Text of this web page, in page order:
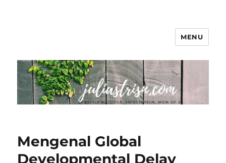
The Colorful Life By Juliastri Sn
MENU
Mengenal Global
Developmental Delay